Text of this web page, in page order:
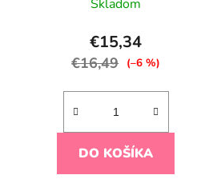
Skladom
€15,34
€16,49 (–6 %)
DO KOŠÍKA